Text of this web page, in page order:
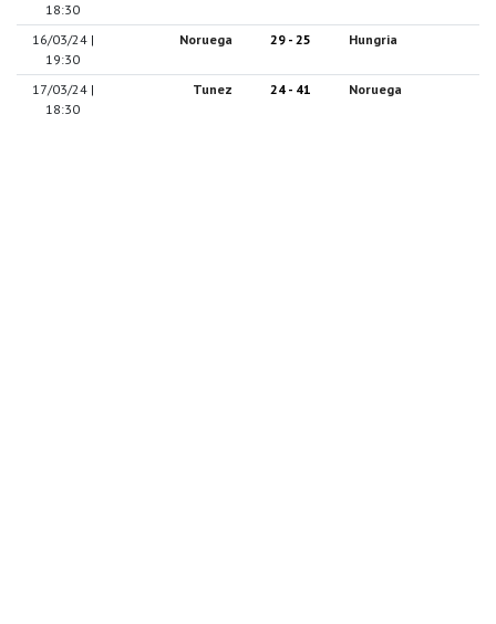
18:30
16/03/24 |
19:30
Noruega 29 - 25 Hungria
17/03/24 |
18:30
Tunez 24 - 41 Noruega